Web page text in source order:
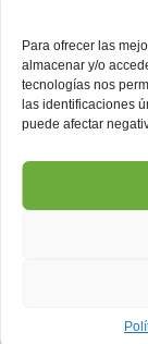
Para ofrecer las
almacenar y/o
tecnologías nos
las identificaciones
puede afectar